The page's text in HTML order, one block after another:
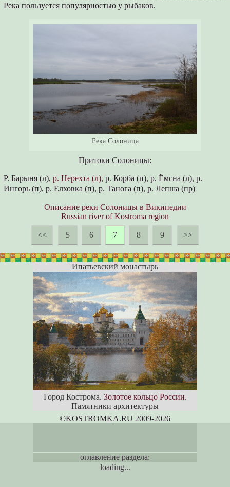
Река пользуется популярностью у рыбаков.
Река Солоница
Притоки Солоницы:
Р. Барыня (л),р. Нерехта (л), р. Корба (п), р. Ёмсна (л), р.
Ингорь (п), р. Елховка (п), р. Танога (п), р. Лепша (пр)
Описание реки Солоницы в Википедии
Russian river of Kostroma region
<< 5 6 7 8 9 >>
Ипатьевский монастырь
Город Кострома. Золотое кольцо России.
Памятники архитектуры
©KOSTROMKA.RU 2009-2026
оглавление раздела:
loading...